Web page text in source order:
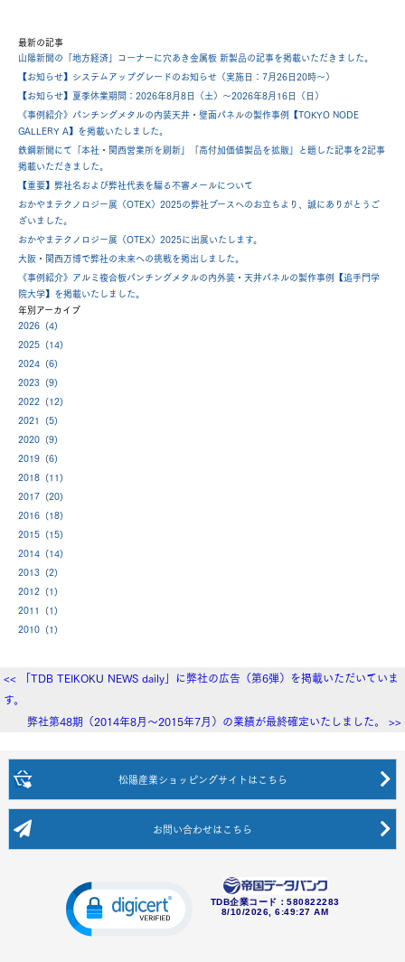
最新の記事
山陽新聞の「地方経済」コーナーに穴あき金属板 新製品の記事を掲載いただきました。
【お知らせ】システムアップグレードのお知らせ（実施日：7月26日20時～）
【お知らせ】夏季休業期間：2026年8月8日（土）～2026年8月16日（日）
《事例紹介》パンチングメタルの内装天井・壁面パネルの製作事例【TOKYO NODE
GALLERY A】を掲載いたしました。
鉄鋼新聞にて「本社・関西営業所を刷新」「高付加価値製品を拡販」と題した記事を2記事
掲載いただきました。
【重要】弊社名および弊社代表を騙る不審メールについて
おかやまテクノロジー展（OTEX）2025の弊社ブースへのお立ちより、誠にありがとうご
ざいました。
おかやまテクノロジー展（OTEX）2025に出展いたします。
大阪・関西万博で弊社の未来への挑戦を掲出しました。
《事例紹介》アルミ複合板パンチングメタルの内外装・天井パネルの製作事例【追手門学
院大学】を掲載いたしました。
年別アーカイブ
2026 (4)
2025 (14)
2024 (6)
2023 (9)
2022 (12)
2021 (5)
2020 (9)
2019 (6)
2018 (11)
2017 (20)
2016 (18)
2015 (15)
2014 (14)
2013 (2)
2012 (1)
2011 (1)
2010 (1)
<< 「TDB TEIKOKU NEWS daily」に弊社の広告（第6弾）を掲載いただいていま
す。
弊社第48期（2014年8月～2015年7月）の業績が最終確定いたしました。 >>
松陽産業ショッピングサイトはこちら
お問い合わせはこちら
TDB企業コード： 580822283
8/10/2026, 6:49:27 AM